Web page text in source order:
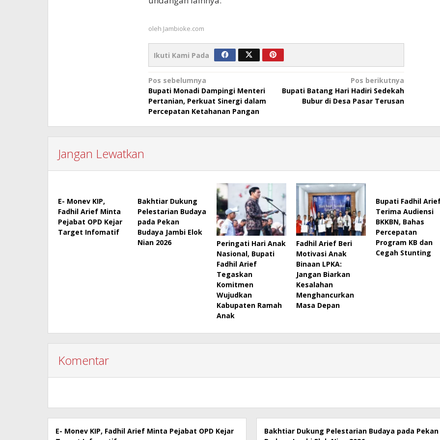
oleh Jambioke.com
Ikuti Kami Pada
Navigasi
pos
Pos sebelumnya
Bupati Monadi Dampingi Menteri
Pertanian, Perkuat Sinergi dalam
Percepatan Ketahanan Pangan
Pos berikutnya
Bupati Batang Hari Hadiri Sedekah
Bubur di Desa Pasar Terusan
Jangan Lewatkan
E- Monev KIP,
Fadhil Arief Minta
Pejabat OPD Kejar
Target Infomatif
Bakhtiar Dukung
Pelestarian Budaya
pada Pekan
Budaya Jambi Elok
Nian 2026
Peringati Hari Anak
Nasional, Bupati
Fadhil Arief
Tegaskan
Komitmen
Wujudkan
Kabupaten Ramah
Anak
Fadhil Arief Beri
Motivasi Anak
Binaan LPKA:
Jangan Biarkan
Kesalahan
Menghancurkan
Masa Depan
Bupati Fadhil
Terima Audiensi
BKKBN, Bahas
Percepatan
Program KB dan
Cegah Stunting
Komentar
E- Monev KIP, Fadhil Arief Minta Pejabat OPD Kejar
Bakhtiar Dukung Pelestarian Budaya pada Pekan